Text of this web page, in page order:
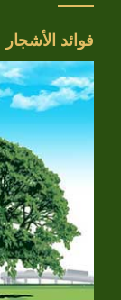
فوائد الأشجار